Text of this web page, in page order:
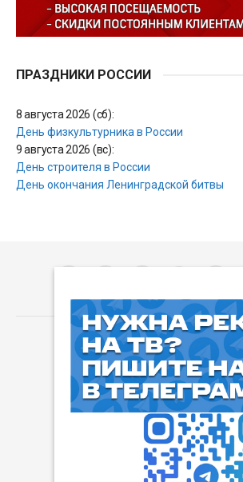
ПРАЗДНИКИ РОССИИ
8 августа 2026 (сб):
День физкультурника в России
9 августа 2026 (вс):
День строителя в России
День окончания Ленинградской битвы